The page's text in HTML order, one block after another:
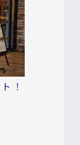
！